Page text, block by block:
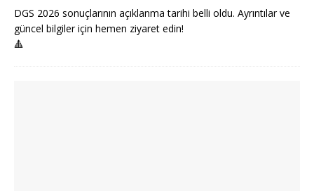
DGS 2026 sonuçlarının açıklanma tarihi belli oldu. Ayrıntılar ve
güncel bilgiler için hemen ziyaret edin!
🔺